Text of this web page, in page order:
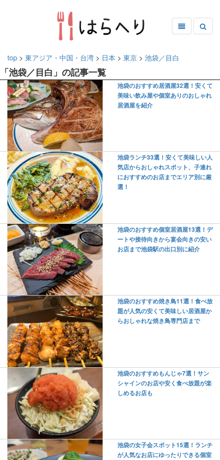
top > 東アジア・中国・台湾 > 日本 > 東京 > 池袋／目白
「池袋／目白」の記事一覧
池袋のおすすめ居酒屋32選！安くて
美味い飲み屋や個室ありのおしゃれ
居酒屋を紹介
池袋ランチ33選！安くて美味しい人
気店からおしゃれスポット、子連れ
におすすめのお店までエリア別に厳
選！
池袋のおすすめ個室居酒屋13選！デ
ートや接待向きから宴会向きの安い
お店まで池袋駅の出口別に紹介
池袋のおすすめ焼き鳥11選！食べ放
題が人気の安くて美味しい居酒屋か
らおしゃれな焼き鳥専門店まで
池袋のおすすめもんじゃ7選！サン
シャインのお店や安く食べ放題が楽
しめるお店も
池袋の女子会スポット15選！ランチ
が人気なお店にゆったりできる個室